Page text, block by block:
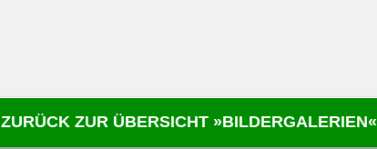
ZURÜCK ZUR ÜBERSICHT »BILDERGALERIEN«